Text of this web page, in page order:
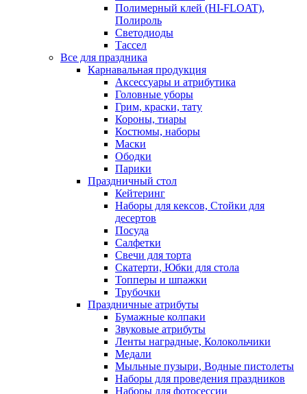
Полимерный клей (HI-FLOAT),
Полироль
Светодиоды
Тассел
Все для праздника
Карнавальная продукция
Аксессуары и атрибутика
Головные уборы
Грим, краски, тату
Короны, тиары
Костюмы, наборы
Маски
Ободки
Парики
Праздничный стол
Кейтеринг
Наборы для кексов, Стойки для
десертов
Посуда
Салфетки
Свечи для торта
Скатерти, Юбки для стола
Топперы и шпажки
Трубочки
Праздничные атрибуты
Бумажные колпаки
Звуковые атрибуты
Ленты наградные, Колокольчики
Медали
Мыльные пузыри, Водные пистолеты
Наборы для проведения праздников
Наборы для фотосессии